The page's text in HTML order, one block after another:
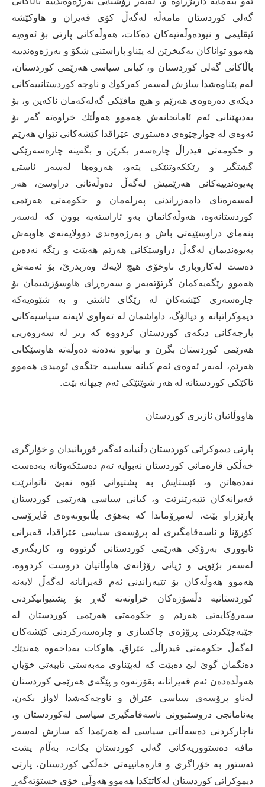
گه‌لی كوردستان مامه‌ڵه‌ له‌گه‌ڵ كۆی قه‌یران و هاوكێشه‌
ئیقلیمی و نیوده‌وڵه‌تیه‌كان ده‌كات، هه‌وڵه‌كانی پارتی بۆ ئه‌وه‌یه
هه‌موو تواناكان یه‌كبخرێن‌ له‌ پێناو پاراستنی شكۆ و‌ به‌رژه‌وه‌ندییه‌
باڵاكانی گه‌لی كوردستان و، كیانی سیاسی هه‌رێمی كوردستان،
له‌م پێناوه‌شدا سازش له‌سه‌ر كه‌ركوك و ناوچه‌ كوردستانییه‌كانی
دیكه‌ی ده‌ره‌وه‌ی هه‌رێم و هیچ مافێكی گه‌له‌كه‌مان نا‌كه‌ین و، بۆ
به‌دیهێنانی ئه‌م ئامانجانه‌ش هه‌موو هه‌وڵێك خراوه‌ته‌ گه‌ر بۆ
ئه‌وه‌ی له‌ چوارچێوه‌ی ده‌ستوری عێراقدا كێشه‌كانی نێوان هه‌رێم
و حكومه‌تی فیدراڵ چاره‌سه‌ر بكر‌ێن و بگه‌ینه‌ چاره‌سه‌رێكی
گشتگیر و رێككه‌وتنێكی پته‌و، هه‌روه‌ها له‌سه‌ر ئاستی
په‌یوه‌ندییه‌كانی هه‌رێمیش له‌گه‌ڵ ده‌وڵه‌تانی دراوسێ، هه‌ر
له‌سه‌ره‌تای دامه‌زراندنی په‌رله‌مان و حكومه‌تی هه‌رێمی
كوردستانه‌وه‌، هه‌وڵه‌كانمان به‌و ئاراسته‌یه‌ بوون كه‌ له‌سه‌ر
بنه‌مای دراوسێیه‌تی باش و به‌رژه‌وه‌ندی دوولایه‌نه‌ی هاوبه‌ش
په‌یوه‌ندیمان له‌گه‌ڵ دراوسێكانی هه‌رێم هه‌بێت و رێگه‌ نه‌ده‌ین
ده‌ست له‌كاروباری ناوخۆی هیچ لایه‌ك وه‌ربدرێ، بۆ ئه‌مه‌ش
هه‌موو رێگه‌یه‌كمان گرتۆته‌به‌ر و سه‌ره‌ڕای هاوسۆزشیمان بۆ
چاره‌سه‌ری كێشه‌كان له‌ رێگای ئاشتی و به‌ شێوه‌یه‌كه‌
دیموكراتیانه‌ و دیالۆگ، داواشمان له‌ ته‌واوی لایه‌نه‌ سیاسیه‌كانی
پارچه‌كانی دیكه‌ی كوردستان كردووه‌ كه‌ ریز له‌ سه‌روه‌ریی
هه‌رێمی كوردستان بگرن و بیانوو نه‌ده‌نه‌ ده‌وڵه‌ته‌ هاوسێكانی
هه‌رێم، له‌به‌ر ئه‌وه‌ی ئه‌م كیانه‌ سیاسیه‌ جێگه‌ی ئومیدی هه‌موو
تاكێكی كوردستانه‌ له‌ هه‌ر شوێنێكی ئه‌م جیهانه‌ بێت.
هاووڵاتیان ئازیزی كوردستان
پارتی دیموكراتی كوردستان دڵنیایه‌ ئه‌گه‌ر قوربانیدان و خۆارگری
خه‌ڵكی قاره‌مانی كوردستان نه‌بوایه‌ ئه‌م ده‌ستكه‌وتانه‌ به‌ده‌ست
نه‌ده‌هاتن و، ئێستایش به‌ پشتیوانی ئێوه‌ نه‌بێ ناتوانرێت
قه‌یرانه‌كان تێپه‌رێنرێت و، كیانی سیاسی هه‌رێمی كوردستان
پارێزراو بێت، له‌مڕۆماندا كه‌ به‌هۆی بڵابوونه‌وه‌ی ڤایرۆسی
كۆرۆنا و ناسه‌قامگیری له‌ پرۆسه‌ی سیاسی عێراقدا، قه‌یرانی
ئابووری به‌رۆكی هه‌رێمی كوردستانی گرتووه‌ و، كاریگه‌ری
له‌سه‌ر بژێویی و ژیانی رۆژانه‌ی هاوڵاتیان دروست كردووه‌،
هه‌موو هه‌وڵه‌كان بۆ تێپه‌راندنی ئه‌م قه‌یرانانه‌ له‌گه‌ڵ لایه‌نه‌
كوردستانیه‌ دڵسۆزه‌كان خراونه‌‌ته‌ گه‌ڕ بۆ پشتیوانیكردنی
سه‌رۆكایه‌تی هه‌رێم و حكومه‌تی هه‌رێمی كوردستان له‌
جێبه‌جێكردنی پرۆژه‌ی چاكسازی و چاره‌سه‌ركردنی كێشه‌كان
له‌گه‌ڵ حكومه‌تی فیدراڵی عێراق، هاوكات به‌داخه‌وه‌ هه‌ندێك
ده‌نگمان گوێ لێ ده‌بێت كه‌ له‌پێناوی مه‌به‌ستی تایبه‌تی خۆیان
هه‌وڵده‌ده‌ن ئه‌م قه‌یرانانه‌ بقۆزنه‌وه‌ و پێگه‌ی هه‌رێمی كوردستان
له‌ناو پرۆسه‌ی سیاسی عێراق و ناوچه‌كه‌شدا لاواز بكه‌ن،
به‌ئامانجی دروستبوونی ناسه‌قامگیری سیاسی له‌كوردستان و،
ناچاركردنی ده‌سه‌ڵاتی سیاسی له‌ هه‌رێمدا كه‌ سازش له‌سه‌ر
مافه‌ ده‌ستووریه‌كانی گه‌لی كوردستان بكات، به‌ڵام پشت
ئه‌ستور به‌ خۆراگری و قاره‌مانییه‌تی خه‌ڵكی كوردستان، پارتی
دیموكراتی كوردستان له‌كاتێكدا هه‌موو هه‌وڵی خۆی خستۆته‌گه‌ڕ